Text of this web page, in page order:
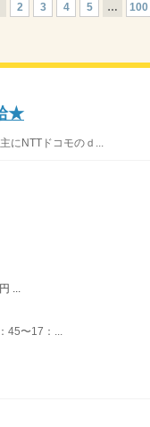
2 3 4 5 … 100
★
にNTTドコモのｄ...
...
45〜17：...